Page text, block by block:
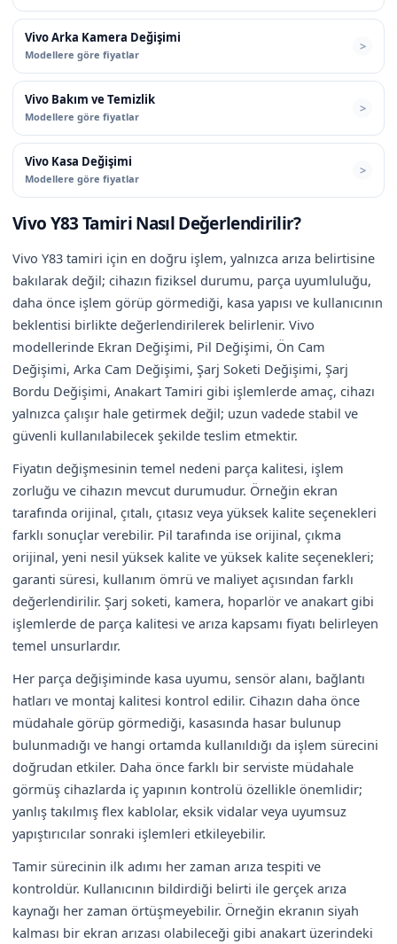
Vivo Arka Kamera Değişimi
Modellere göre fiyatlar
Vivo Bakım ve Temizlik
Modellere göre fiyatlar
Vivo Kasa Değişimi
Modellere göre fiyatlar
Vivo Y83 Tamiri Nasıl Değerlendirilir?
Vivo Y83 tamiri için en doğru işlem, yalnızca arıza belirtisine
bakılarak değil; cihazın fiziksel durumu, parça uyumluluğu,
daha önce işlem görüp görmediği, kasa yapısı ve kullanıcının
beklentisi birlikte değerlendirilerek belirlenir. Vivo
modellerinde Ekran Değişimi, Pil Değişimi, Ön Cam
Değişimi, Arka Cam Değişimi, Şarj Soketi Değişimi, Şarj
Bordu Değişimi, Anakart Tamiri gibi işlemlerde amaç, cihazı
yalnızca çalışır hale getirmek değil; uzun vadede stabil ve
güvenli kullanılabilecek şekilde teslim etmektir.
Fiyatın değişmesinin temel nedeni parça kalitesi, işlem
zorluğu ve cihazın mevcut durumudur. Örneğin ekran
tarafında orijinal, çıtalı, çıtasız veya yüksek kalite seçenekleri
farklı sonuçlar verebilir. Pil tarafında ise orijinal, çıkma
orijinal, yeni nesil yüksek kalite ve yüksek kalite seçenekleri;
garanti süresi, kullanım ömrü ve maliyet açısından farklı
değerlendirilir. Şarj soketi, kamera, hoparlör ve anakart gibi
işlemlerde de parça kalitesi ve arıza kapsamı fiyatı belirleyen
temel unsurlardır.
Her parça değişiminde kasa uyumu, sensör alanı, bağlantı
hatları ve montaj kalitesi kontrol edilir. Cihazın daha önce
müdahale görüp görmediği, kasasında hasar bulunup
bulunmadığı ve hangi ortamda kullanıldığı da işlem sürecini
doğrudan etkiler. Daha önce farklı bir serviste müdahale
görmüş cihazlarda iç yapının kontrolü özellikle önemlidir;
yanlış takılmış flex kablolar, eksik vidalar veya uyumsuz
yapıştırıcılar sonraki işlemleri etkileyebilir.
Tamir sürecinin ilk adımı her zaman arıza tespiti ve
kontroldür. Kullanıcının bildirdiği belirti ile gerçek arıza
kaynağı her zaman örtüşmeyebilir. Örneğin ekranın siyah
kalması bir ekran arızası olabileceği gibi anakart üzerindeki